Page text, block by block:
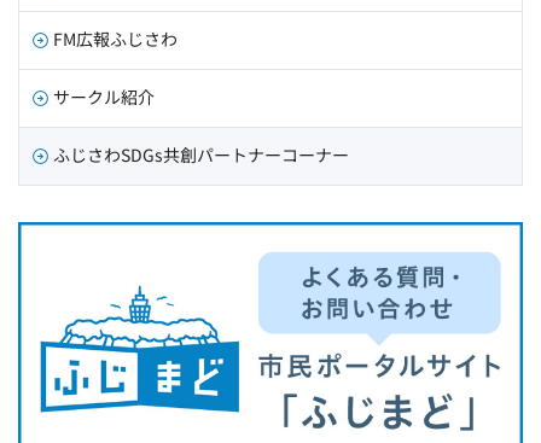
FM広報ふじさわ
サークル紹介
ふじさわSDGs共創パートナーコーナー